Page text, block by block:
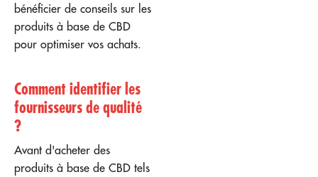
bénéficier de conseils sur les
produits à base de CBD
pour optimiser vos achats.
Comment identifier les
fournisseurs de qualité
?
Avant d'acheter des
produits à base de CBD tels